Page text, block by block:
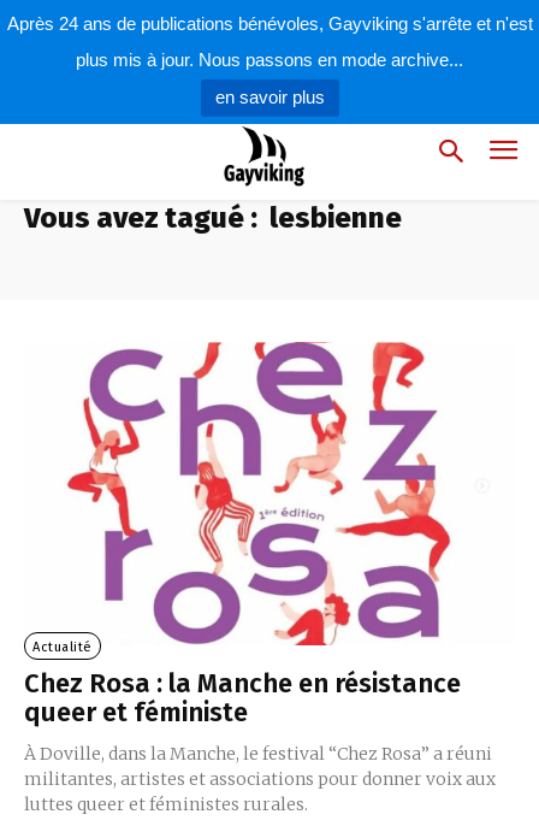
Après 24 ans de publications bénévoles, Gayviking s'arrête et n'est
plus mis à jour. Nous passons en mode archive...
en savoir plus
Vous avez tagué : lesbienne
Actualité
Chez Rosa : la Manche en résistance
queer et féministe
À Doville, dans la Manche, le festival “Chez Rosa” a réuni
militantes, artistes et associations pour donner voix aux
luttes queer et féministes rurales.